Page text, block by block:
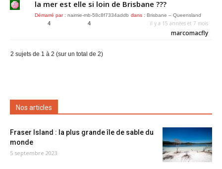
la mer est elle si loin de Brisbane ???
Démarré par : naimie-mb-58c8f7334addb dans : Brisbane – Queensland
4 4 il y a 15 années et 7 mois
marcomacfly
2 sujets de 1 à 2 (sur un total de 2)
Nos articles
Fraser Island : la plus grande île de sable du
monde
5 septembre 2023